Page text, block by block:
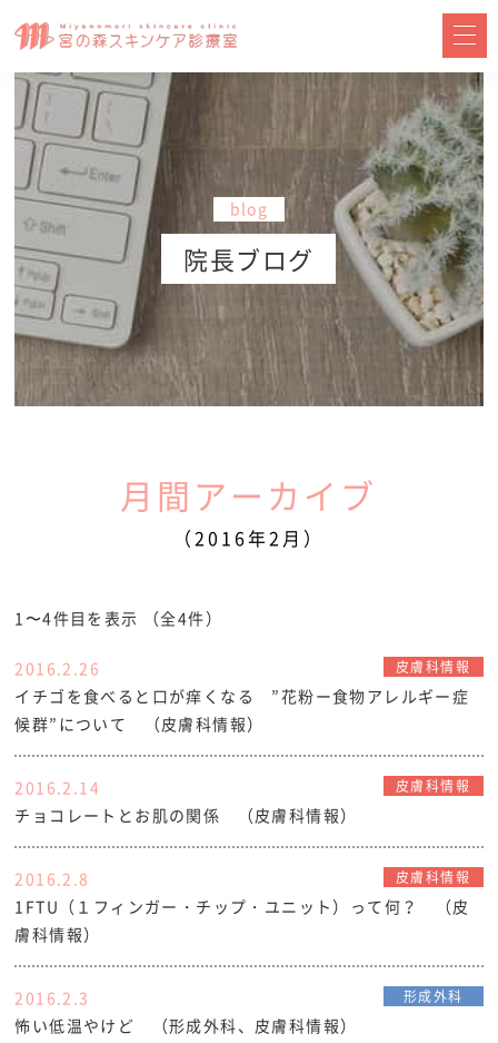
blog
院長ブログ
月間アーカイブ
（2016年2月）
1〜4件目を表示 （全4件）
2016.2.26 皮膚科情報
イチゴを食べると口が痒くなる ”花粉ー食物アレルギー症
候群”について （皮膚科情報）
2016.2.14 皮膚科情報
チョコレートとお肌の関係 （皮膚科情報）
2016.2.8 皮膚科情報
1FTU（１フィンガー・チップ・ユニット）って何？ （皮
膚科情報）
2016.2.3 皮膚科情報
形成外科
怖い低温やけど （形成外科、皮膚科情報）